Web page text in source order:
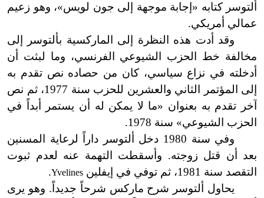
ألتوسر كتابه «إجابة موجهة إلى جون لويس»، وهو زعيم
عمالي أمريكي.
وقد أدت هذه النظرة إلى الماركسية بألتوسر إلى
مخالفة خط الحزب الشيوعي الفرنسي، وما لبثت أن
أدخلته في نزاع سياسي، كان من حصاده نص تقدم به
إلى المؤتمر الثاني والعشرين للحزب سنة 1977، ثم نص
آخر تقدم به بعنوان «ما لا يمكن له أن يستمر أبداً في
الحزب الشيوعي» سنة 1978.
وفي سنة 1980 دخل ألتوسر داراً لرعاية المسنين
بعد أن قتل زوجته. وأسقطت التهمة عنه لعدم ثبوت
التقصد سنة 1981، ثم توفي في إيفلين
Yvelines
.
يحاول ألتوسر شرح ماركس شرحاً جديداً. وهو يرى